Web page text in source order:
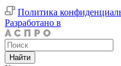
Политика
Разработано в
Найти